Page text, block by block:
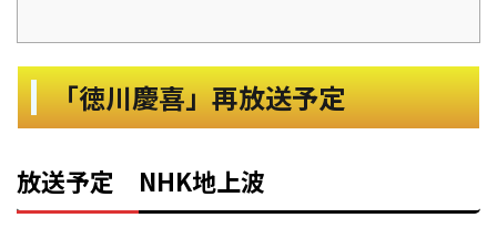
「徳川慶喜」再放送予定
放送予定 NHK地上波